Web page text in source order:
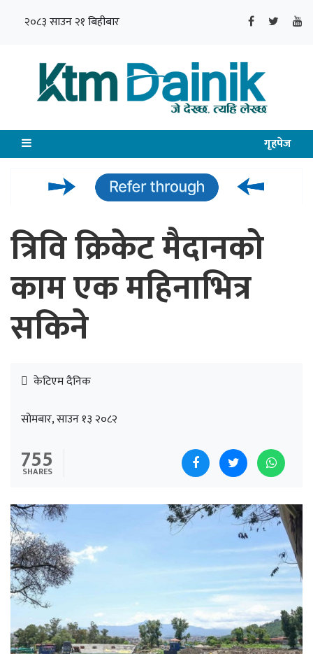
२०८३ साउन २१ बिहीबार
गृहपेज
त्रिवि क्रिकेट मैदानको
काम एक महिनाभित्र
सकिने
केटिएम दैनिक
सोमबार, साउन १३ २०८२
755
SHARES